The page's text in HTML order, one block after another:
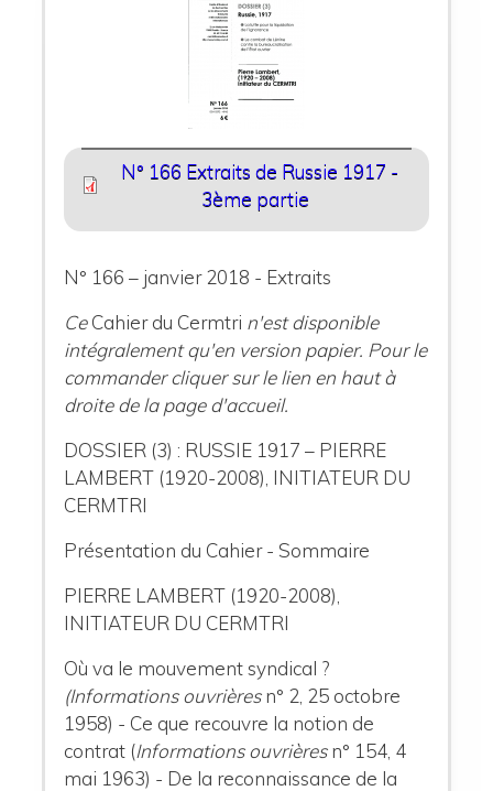
N° 166 Extraits de Russie 1917 -
3ème partie
N° 166 – janvier 2018 - Extraits
CeCahier du Cermtri n'est disponible
intégralement qu'en version papier. Pour le
commander cliquer sur le lien en haut à
droite de la page d'accueil.
DOSSIER (3) : RUSSIE 1917 – PIERRE
LAMBERT (1920-2008), INITIATEUR DU
CERMTRI
Présentation du Cahier - Sommaire
PIERRE LAMBERT (1920-2008),
INITIATEUR DU CERMTRI
Où va le mouvement syndical ?
(Informations ouvrièresn° 2, 25 octobre
1958) - Ce que recouvre la notion de
contrat (Informations ouvrièresn° 154, 4
mai 1963) - De la reconnaissance de la